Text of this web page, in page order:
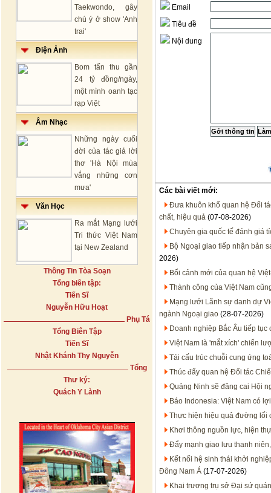
Taekwondo, gây
chú ý ở show 'Anh
trai'
Điện Ảnh
Bom tấn thu gần
24 tỷ đồng/ngày,
một mình oanh tạc
rạp Việt
Âm Nhạc
Những ngày cuối
đời của tác giả lời
thơ 'Hà Nội mùa
vắng những cơn
mưa'
Văn Học
Ra mắt Mạng lưới
Tri thức Việt Nam
tại New Zealand
Thông Tin Tòa Soạn
Tổng biên tập:
Tiến Sĩ
Nguyễn Hữu Hoạt
Phụ Tá
Tổng Biên Tập
Tiến Sĩ
Nhật Khánh Thy Nguyễn
Tổng
Thư ký:
Quách Y Lành
Email
Tiêu đề
Nội dung
Các bài viết mới:
Đưa khuôn khổ quan hệ Đối
chất, hiệu quả (07-08-2026)
Chuyên gia quốc tế đánh giá
Bộ Ngoại giao tiếp nhận bản
2026)
Bối cảnh mới của quan hệ
Thành công của Việt Nam
Mạng lưới Lãnh sự danh dự
ngành Ngoại giao (28-07-2026)
Doanh nghiệp Bắc Âu tiếp
Việt Nam là 'mắt xích' chiến
Tái cấu trúc chuỗi cung ứng
Thúc đẩy quan hệ Đối tác
Quảng Ninh sẽ đăng cai Hội
Báo Indonesia: Việt Nam có
Thực hiện hiệu quả đường lối
Khơi thông nguồn lực, hiện
Đẩy mạnh giao lưu thanh
Kết nối hệ sinh thái khởi
Đông Nam Á (17-07-2026)
Khai trương trụ sở Đại sứ